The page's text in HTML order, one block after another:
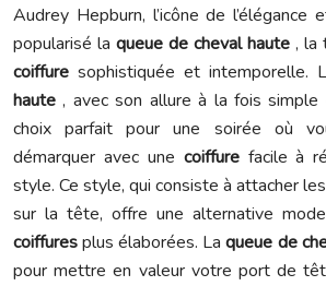
Audrey Hepburn, l’icône de l’élégance
popularisé la queue de cheval haute , la
coiffure sophistiquée et intemporelle.
haute, avec son allure à la fois
choix parfait pour une soirée où
démarquer avec une coiffure facile à
style. Ce style, qui consiste à attacher
sur la tête, offre une alternative
coiffuresplus élaborées. Laqueue de
pour mettre en valeur votre port de